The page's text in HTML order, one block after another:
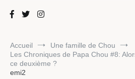
Maman Chou
Accueil
Une famille de Chou
Les Chroniques de Papa Chou #8:
ce deuxième ?
emi2